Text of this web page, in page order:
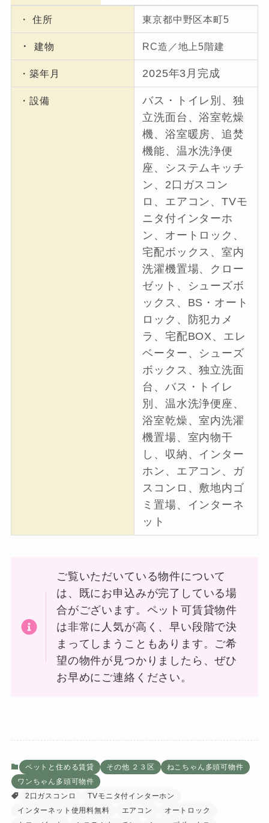
・ 住所 東京都中野区本町5
・ 建物 RC造／地上5階建
・築年月 2025年3月完成
・設備
バス・トイレ別、独
立洗面台、浴室乾燥
機、浴室暖房、追焚
機能、温水洗浄便
座、システムキッチ
ン、2口ガスコン
ロ、エアコン、TVモ
ニタ付インターホ
ン、オートロック、
宅配ボックス、室内
洗濯機置場、クロー
ゼット、シューズボ
ックス、BS・オート
ロック、防犯カメ
ラ、宅配BOX、エレ
ベーター、シューズ
ボックス、独立洗面
台、バス・トイレ
別、温水洗浄便座、
浴室乾燥、室内洗濯
機置場、室内物干
し、収納、インター
ホン、エアコン、ガ
スコンロ、敷地内ゴ
ミ置場、インターネ
ット
ご覧いただいている物件について
は、既にお申込みが完了している場
合がございます。ペット可賃貸物件
は非常に人気が高く、早い段階で決
まってしまうこともあります。ご希
望の物件が見つかりましたら、ぜひ
お早めにご連絡ください。
ペットと住める賃貸 その他 ２３区
ねこちゃん多頭可物件
ワンちゃん多頭可物件
2口ガスコンロ
TVモニタ付インターホン
インターネット使用料無料
エアコン
オートロック